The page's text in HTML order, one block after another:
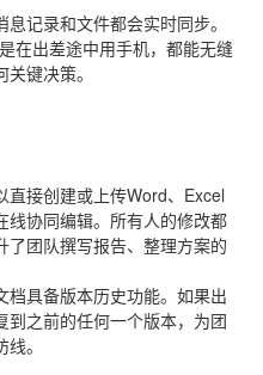
息记录和文件都会实时同步。
在出差途中用手机，都能无缝
键决策。
直接创建或上传Word、Excel
线协同编辑。所有人的修改都
团队撰写报告、整理方案的
档具备版本历史功能。如果出
之前的任何一个版本，为团
。